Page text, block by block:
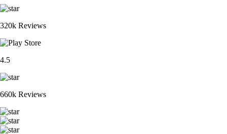
320k Reviews
4.5
660k Reviews